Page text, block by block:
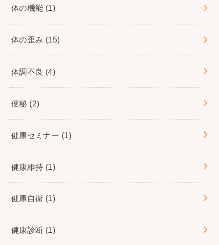
体の機能 (1)
体の歪み (15)
体調不良 (4)
便秘 (2)
健康セミナー (1)
健康維持 (1)
健康自衛 (1)
健康診断 (1)